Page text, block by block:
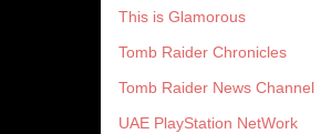
This is Glamorous
Tomb Raider Chronicles
Tomb Raider News Channel
UAE PlayStation NetWork